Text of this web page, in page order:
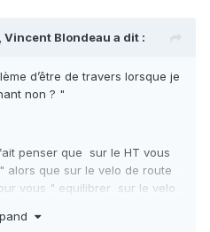
Vincent Blondeau a dit :
d’être de travers lorsque je
non ? "
penser que sur le HT vous
alors que sur le velo de route
vous " equilibrer sur le velo
interne ?